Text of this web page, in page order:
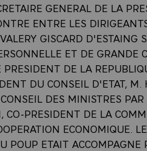
GENERAL DE LA
ENTRE LES
GISCARD D'ESTAING
ET DE GRANDE
DE LA
DU CONSEIL D'ETAT,
DES MINISTRES
CO-PRESIDENT DE LA
ECONOMIQUE.
POUP ETAIT ACCOMPAGNE